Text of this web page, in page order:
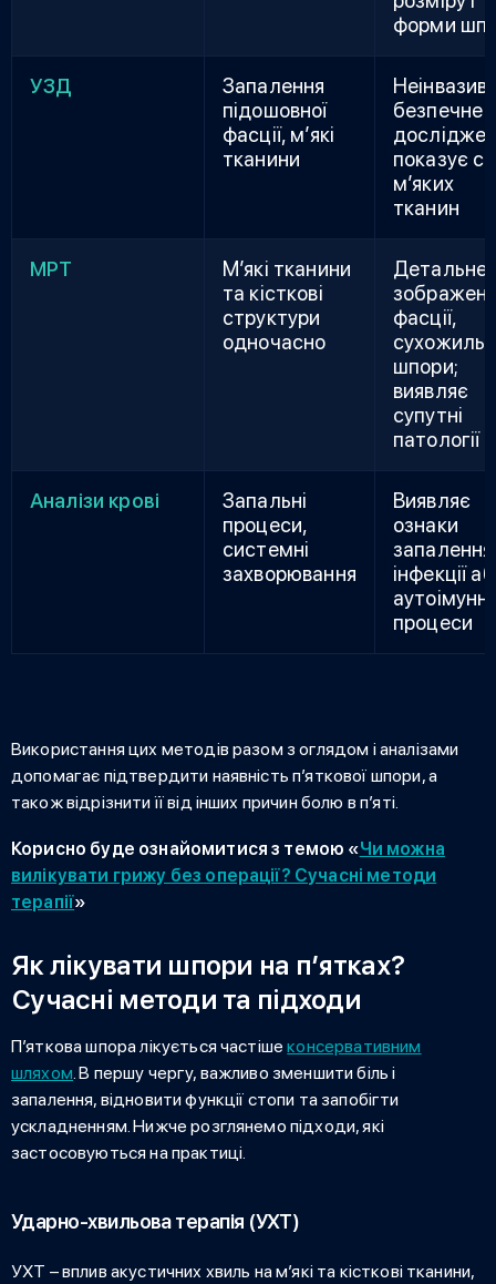
форми
УЗД
Запалення
підошовної
фасції, м’які
тканини
безпечне
показує
м’яких
тканин
МРТ
М’які тканини
та кісткові
структури
одночасно
Детальне
фасції,
сухожиль,
шпори;
виявляє
супутні
патології
Аналізи крові
Запальні
процеси,
системні
захворювання
Виявляє
ознаки
інфекції
аутоімунні
процеси
Використання цих методів разом з оглядом і аналізами
допомагає підтвердити наявність п’яткової шпори, а
також відрізнити її від інших причин болю в п’яті.
Корисно буде ознайомитися з темою «Чи можна
вилікувати грижу без операції? Сучасні методи
терапії»
Як лікувати шпори на п’ятках?
Сучасні методи та підходи
П’яткова шпора лікуєтьсячастішеконсервативним
шляхом. В першу чергу, важливо зменшити біль і
запалення, відновити функції стопи та запобігти
ускладненням. Нижче розглянемо підходи, які
застосовуються на практиці.
Ударно-хвильова терапія (УХТ)
УХТ – вплив акустичних хвиль на м’які та кісткові тканини,